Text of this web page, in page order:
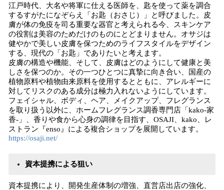
江戸時代、大名や将軍に仕える医師を、匙を使って薬を調合
するすがたになぞらえ「お匙（おさじ）」と呼びました。皮
膚が体の免疫を司る重要な器官と考えられる今、スキンケア
の役割は美容のためだけのものにとどまりません。オサジは
健やかで美しい皮膚を保つためのライフスタイルをデザイン
する、現代の「お匙」でありたいと考えます。
皮膚の構造や機能、そして、皮膚はどのようにして健康と美
しさを保つのか。その一つひとつに真摯に向き合い、国産の
植物原料や植物由来原料を使用するとともに、アレルギーに
対してリスクのある成分は極力入れないようにしています。
フェイシャル、ボディ、ヘア、メイクアップ、フレグランス
を取り扱う以外に、ホームフレグランス調香専門店「kako-家
香-」、香りや食から心身の調律を目指す、OSAJI、kako、レ
ストラン『enso』による複合ショップを展開しています。
https://osaji.net/
資本提携による狙い
資本提携により、開発生産体制の増強、直営店出店の強化、